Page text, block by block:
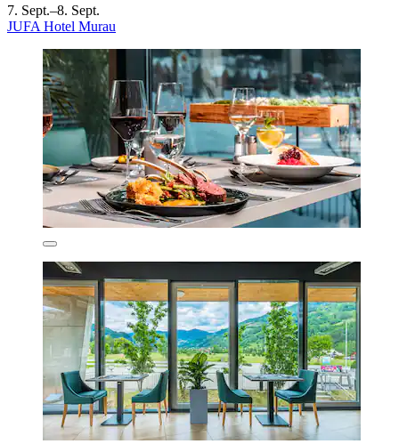
7. Sept.–8. Sept.
JUFA Hotel Murau